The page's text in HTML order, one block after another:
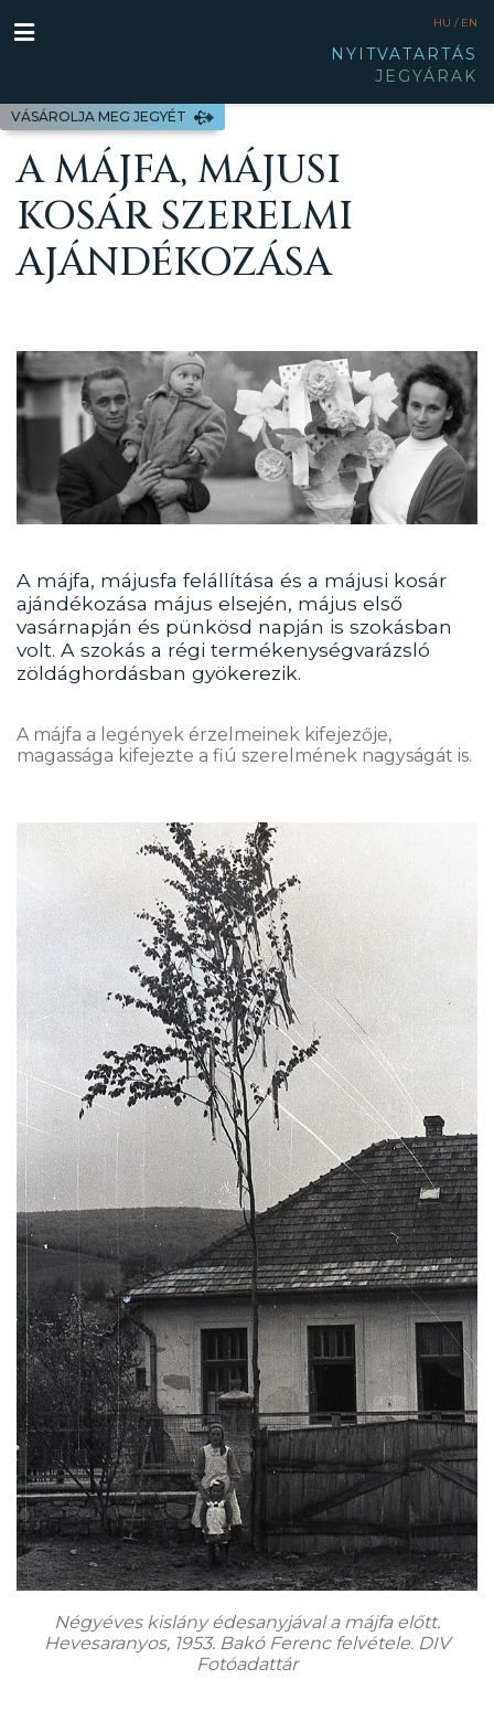
VÁSÁROLJA MEG JEGYÉT
HU / EN
NYITVATARTÁS
JEGYÁRAK
A MÁJFA, MÁJUSI
KOSÁR SZERELMI
AJÁNDÉKOZÁSA
A májfa, májusfa felállítása és a májusi kosár
ajándékozása május elsején, május első
vasárnapján és pünkösd napján is szokásban
volt. A szokás a régi termékenységvarázsló
zöldághordásban gyökerezik.
A májfa a legények érzelmeinek kifejezője,
magassága kifejezte a fiú szerelmének nagyságát is.
Négyéves kislány édesanyjával a májfa előtt.
Hevesaranyos, 1953. Bakó Ferenc felvétele. DIV
Fotóadattár